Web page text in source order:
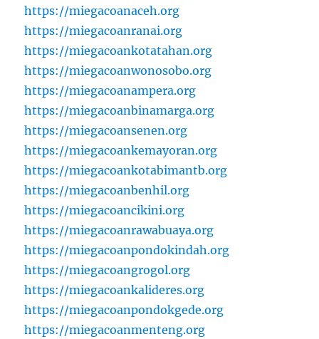
https://miegacoanaceh.org
https://miegacoanranai.org
https://miegacoankotatahan.org
https://miegacoanwonosobo.org
https://miegacoanampera.org
https://miegacoanbinamarga.org
https://miegacoansenen.org
https://miegacoankemayoran.org
https://miegacoankotabimantb.org
https://miegacoanbenhil.org
https://miegacoancikini.org
https://miegacoanrawabuaya.org
https://miegacoanpondokindah.org
https://miegacoangrogol.org
https://miegacoankalideres.org
https://miegacoanpondokgede.org
https://miegacoanmenteng.org